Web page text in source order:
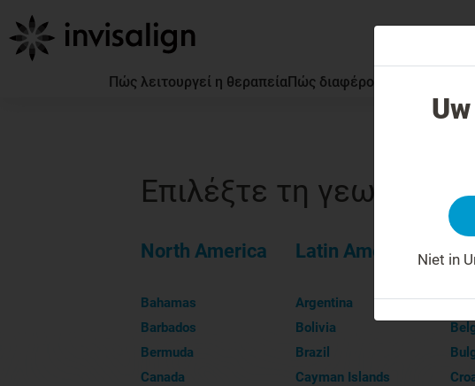
Πώς λειτουργεί η θεραπείαΠώς διαφέρουν οι Invisalign
Επιλέξτε τη
North America
Bahamas
Barbados
Bermuda
Canada
Latin America
Argentina
Bolivia
Brazil
Cayman Islands
Niet in